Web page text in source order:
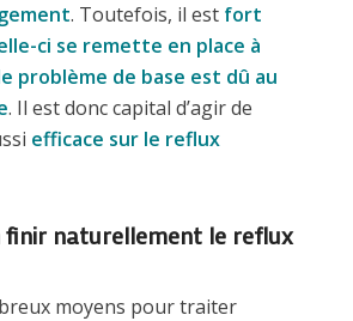
. Toutefois, il est fort
ci se remette en place à
problème de base est dû au
. Il est donc capital d’agir de
efficace sur le reflux
finir naturellement le reflux
moyens pour traiter